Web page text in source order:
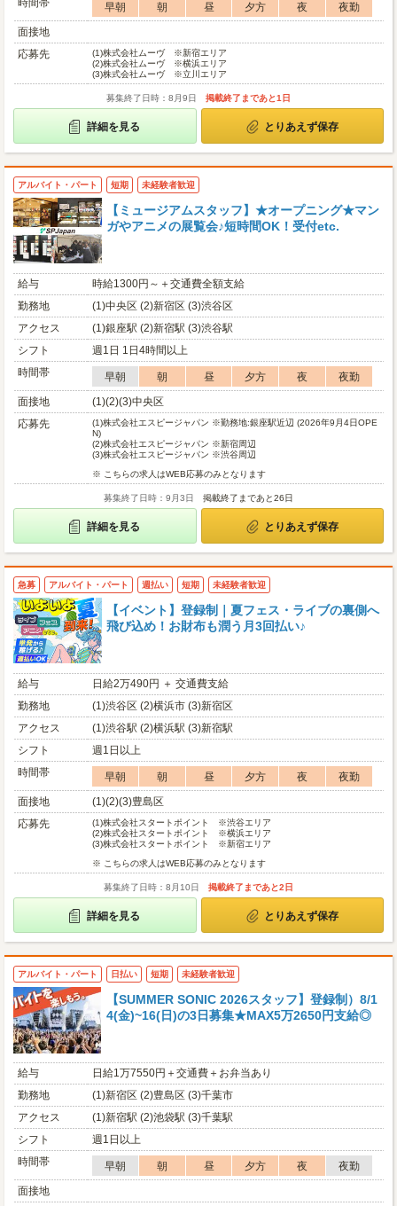
時間帯
早朝 朝 昼 夕方 夜
夜勤
面接地
応募先
(1)株式会社ムーヴ ※新宿エリア
(2)株式会社ムーヴ ※横浜エリア
(3)株式会社ムーヴ ※立川エリア
募集終了日時：8月9日 掲載終了まであと1日
詳細を見る とりあえず保存
アルバイト・パート 短期 未経験者歓迎
【ミュージアムスタッフ】★オープニング★マン
ガやアニメの展覧会♪短時間OK！受付etc.
給与
時給1300円～＋交通費全額支給
勤務地
(1)中央区 (2)新宿区 (3)渋谷区
アクセス
(1)銀座駅 (2)新宿駅 (3)渋谷駅
シフト
週1日 1日4時間以上
時間帯
早朝 朝 昼 夕方 夜
夜勤
面接地
(1)(2)(3)中央区
応募先
(1)株式会社エスピージャパン ※勤務地:銀座駅近辺 (2026年9月4日OPE
N)
(2)株式会社エスピージャパン ※新宿周辺
(3)株式会社エスピージャパン ※渋谷周辺
※ こちらの求人はWEB応募のみとなります
募集終了日時：9月3日 掲載終了まであと26日
詳細を見る とりあえず保存
急募 アルバイト・パート 週払い 短期 未経験者歓迎
【イベント】登録制｜夏フェス・ライブの裏側へ
飛び込め！お財布も潤う月3回払い♪
給与
日給2万490円 ＋ 交通費支給
勤務地
(1)渋谷区 (2)横浜市 (3)新宿区
アクセス
(1)渋谷駅 (2)横浜駅 (3)新宿駅
シフト
週1日以上
時間帯
早朝 朝 昼 夕方 夜
夜勤
面接地
(1)(2)(3)豊島区
応募先
(1)株式会社スタートポイント ※渋谷エリア
(2)株式会社スタートポイント ※横浜エリア
(3)株式会社スタートポイント ※新宿エリア
※ こちらの求人はWEB応募のみとなります
募集終了日時：8月10日 掲載終了まであと2日
詳細を見る とりあえず保存
アルバイト・パート 日払い 短期 未経験者歓迎
【SUMMER SONIC 2026スタッフ】登録制）8/1
4(金)~16(日)の3日募集★MAX5万2650円支給◎
給与
日給1万7550円＋交通費＋お弁当あり
勤務地
(1)新宿区 (2)豊島区 (3)千葉市
アクセス
(1)新宿駅 (2)池袋駅 (3)千葉駅
シフト
週1日以上
時間帯
早朝 朝 昼 夕方 夜
夜勤
面接地